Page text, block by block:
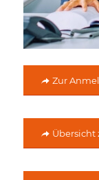
Zur
Übersicht